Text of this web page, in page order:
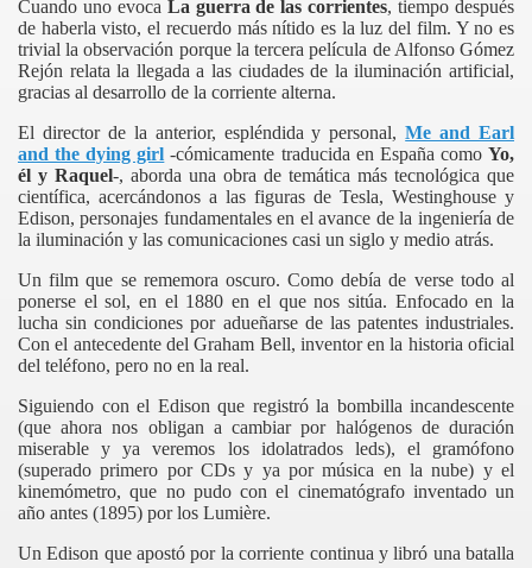
Cuando uno evoca La guerra de las corrientes, tiempo después
de haberla visto, el recuerdo más nítido es la luz del film. Y no es
trivial la observación porque la tercera película de Alfonso Gómez
Rejón relata la llegada a las ciudades de la iluminación artificial,
gracias al desarrollo de la corriente alterna.
El director de la anterior, espléndida y personal,Me and Earl
and the dying girl -cómicamente traducida en España comoYo,
él y Raquel-, aborda una obra de temática más tecnológica que
científica, acercándonos a las figuras de Tesla, Westinghouse y
Edison, personajes fundamentales en el avance de la ingeniería de
la iluminación y las comunicaciones casi un siglo y medio atrás.
Un film que se rememora oscuro. Como debía de verse todo al
ponerse el sol, en el 1880 en el que nos sitúa. Enfocado en la
lucha sin condiciones por adueñarse de las patentes industriales.
Con el antecedente del Graham Bell, inventor en la historia oficial
del teléfono, pero no en la real.
Siguiendo con el Edison que registró la bombilla incandescente
(que ahora nos obligan a cambiar por halógenos de duración
miserable y ya veremos los idolatrados leds), el gramófono
(superado primero por CDs y ya por música en la nube) y el
kinemómetro, que no pudo con el cinematógrafo inventado un
año antes (1895) por los Lumière.
Un Edison que apostó por la corriente continua y libró una batalla